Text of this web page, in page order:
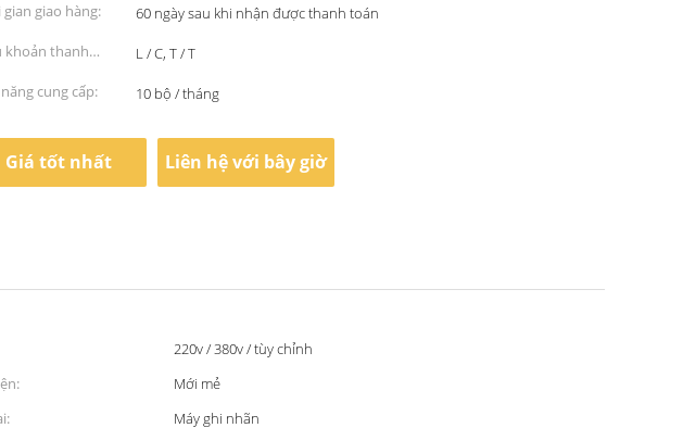
gian giao hàng:
60 ngày sau khi nhận được thanh toán
khoản thanh
L / C, T / T
cung cấp:
10 bộ / tháng
Giá tốt nhất Liên hệ với bây giờ
220v / 380v / tùy chỉnh
Mới mẻ
Máy ghi nhãn